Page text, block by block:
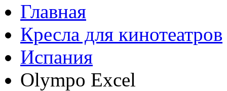
Главная
Кресла для кинотеатров
Испания
Olympo Excel